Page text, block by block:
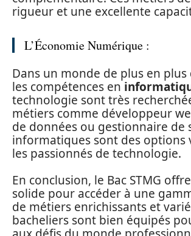
rigueur et une excellente
L’Économie Numérique :
Dans un monde de plus en plus
les compétences en
technologie sont très
métiers comme développeur
de données ou gestionnaire de
informatiques sont des options
les passionnés de technologie.
En conclusion, le Bac STMG
solide pour accéder à une
de métiers enrichissants et
bacheliers sont bien équipés